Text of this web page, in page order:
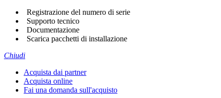
Registrazione del numero di serie
Supporto tecnico
Documentazione
Scarica pacchetti di installazione
Chiudi
Acquista dai partner
Acquista online
Fai una domanda sull'acquisto